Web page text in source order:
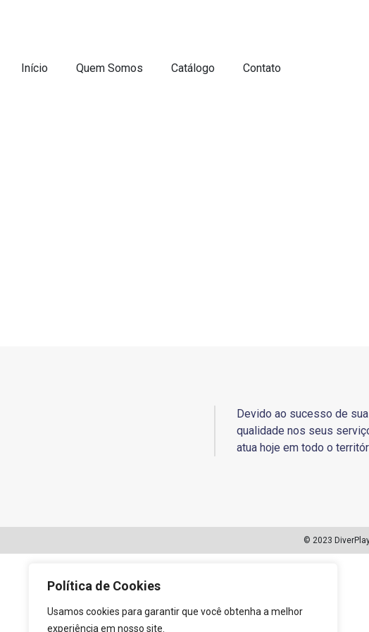
Política de Cookies
Usamos cookies para garantir que você obtenha a melhor
experiência em nosso site.
Início Quem Somos Catálogo Contato
Devido ao sucesso de
qualidade nos seus
atua hoje em todo o
© 2023